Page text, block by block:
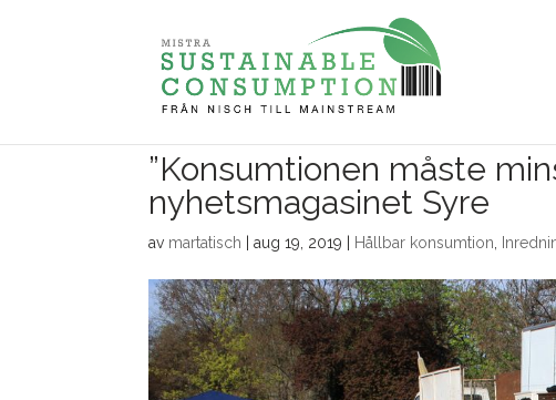
”Konsumtionen måste
nyhetsmagasinet Syre
av martatisch |aug 19, 2019 Hållbar konsumtion